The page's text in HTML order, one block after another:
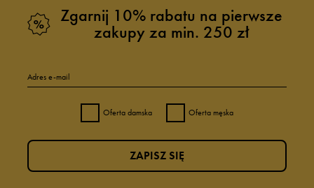
Zgarnij 10% rabatu na pierwsze
zakupy za min. 250 zł
Adres e-mail
Oferta damska Oferta męska
ZAPISZ SIĘ